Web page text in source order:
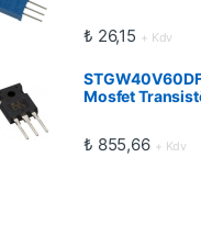
₺ 26,15 + Kdv
Mosfet
₺ 855,66 + Kdv